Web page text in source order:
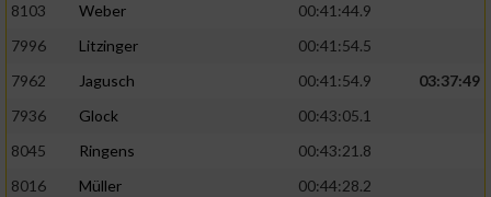
8103
Weber
00:41:44.9
7996
Litzinger
00:41:54.5
7962
Jagusch 00:41:54.9
03:37:49
7936
Glock
00:43:05.1
8045
Ringens
00:43:21.8
8016
Müller
00:44:28.2